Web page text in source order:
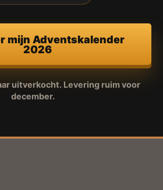
mijn Adventskalender
2026
uitverkocht. Levering ruim voor
december.